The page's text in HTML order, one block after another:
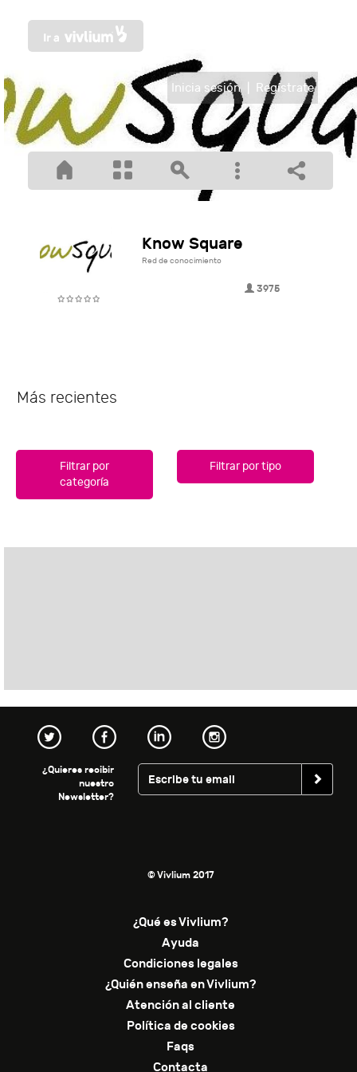
Inicia sesión Regístrate
Know Square
Red de conocimiento
3975
Más recientes
Filtrar por
categoría
Filtrar por tipo
¿Quieres recibir
nuestro
Newsletter?
© Vivlium 2017
¿Qué es Vivlium?
Ayuda
Condiciones legales
¿Quién enseña en Vivlium?
Atención al cliente
Política de cookies
Faqs
Contacta